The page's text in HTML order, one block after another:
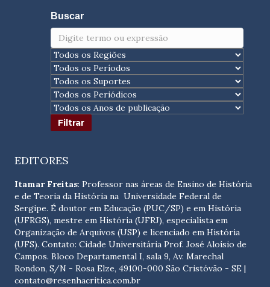
Buscar
EDITORES
Itamar Freitas: Professor nas áreas de Ensino de História
e de Teoria da História na Universidade Federal de
Sergipe. É doutor em Educação (PUC/SP) e em História
(UFRGS), mestre em História (UFRJ), especialista em
Organização de Arquivos (USP) e licenciado em História
(UFS). Contato: Cidade Universitária Prof. José Aloísio de
Campos. Bloco Departamental I, sala 9, Av. Marechal
Rondon, S/N - Rosa Elze, 49100-000 São Cristóvão - SE |
contato@resenhacritica.com.br